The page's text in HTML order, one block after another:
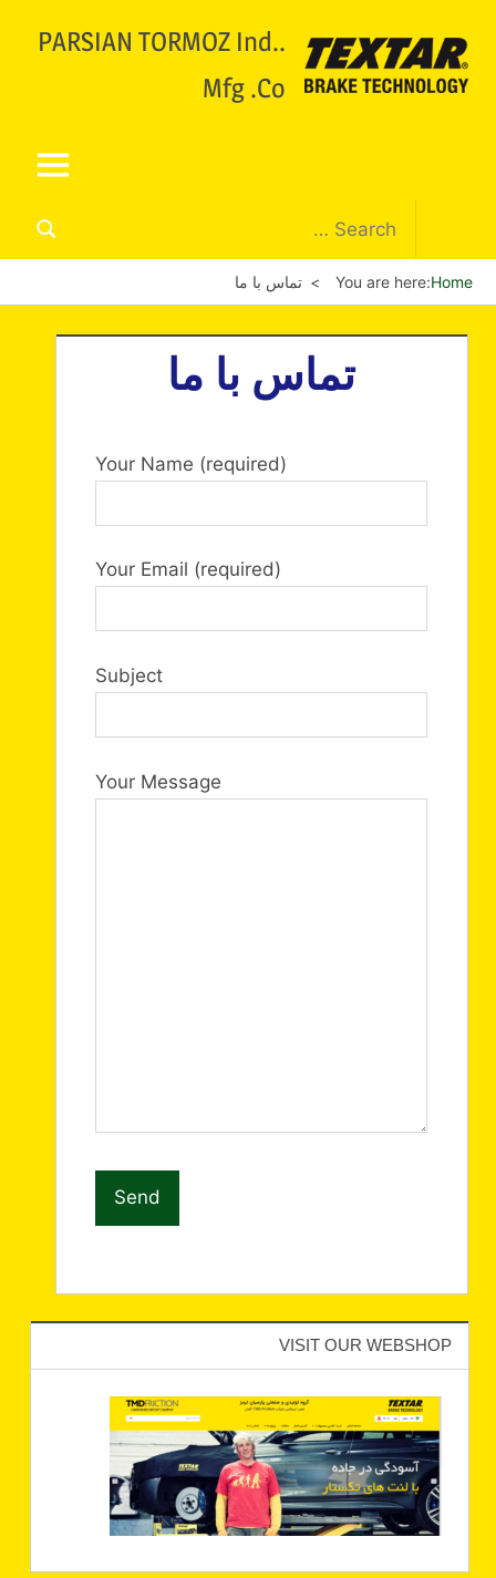
.PARSIAN TORMOZ Ind.
Mfg .Co
You are here:Home تماس با ما
تماس با ما
Your Name (required)
Your Email (required)
Subject
Your Message
VISIT OUR WEBSHOP